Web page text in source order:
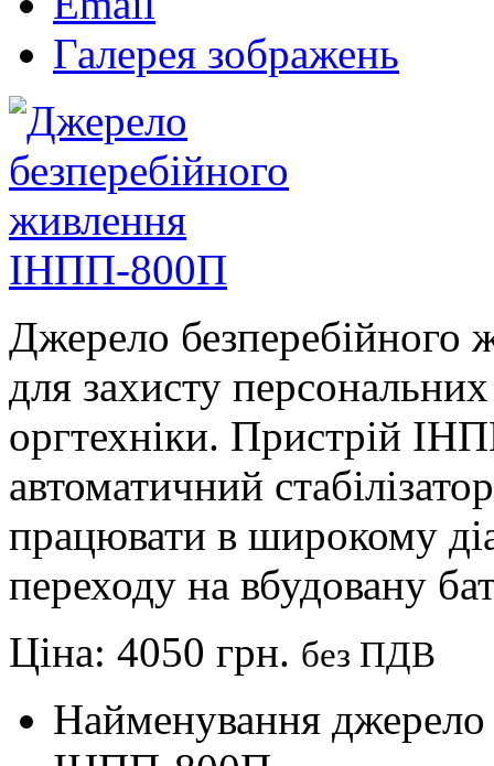
Галерея зображень
Джерело безперебійного
для захисту
оргтехніки. Пристрій
автоматичний
працювати в широкому
переходу на вбудовану
Ціна: 4050 грн. без ПДВ
Найменування джерело